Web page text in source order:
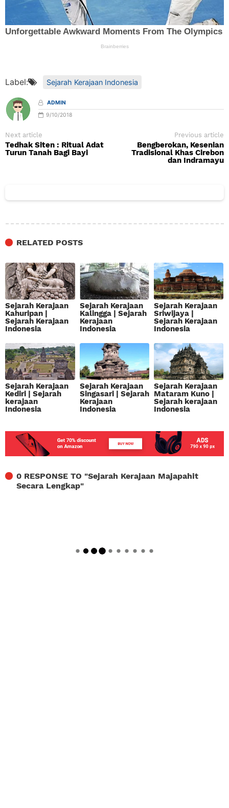
Label: Sejarah Kerajaan Indonesia
ADMIN
9/10/2018
Next article
Tedhak Siten : Ritual Adat
Turun Tanah Bagi Bayi
Previous article
Bengberokan, Kesenian
Tradisional Khas Cirebon
dan Indramayu
RELATED POSTS
Sejarah Kerajaan
Kahuripan |
Sejarah Kerajaan
Indonesia
Sejarah Kerajaan
Kalingga | Sejarah
Kerajaan
Indonesia
Sejarah Kerajaan
Sriwijaya |
Sejarah Kerajaan
Indonesia
Sejarah Kerajaan
Kediri | Sejarah
kerajaan
Indonesia
Sejarah Kerajaan
Singasari | Sejarah
Kerajaan
Indonesia
Sejarah Kerajaan
Mataram Kuno |
Sejarah kerajaan
Indonesia
0 RESPONSE TO "Sejarah Kerajaan Majapahit
Secara Lengkap"